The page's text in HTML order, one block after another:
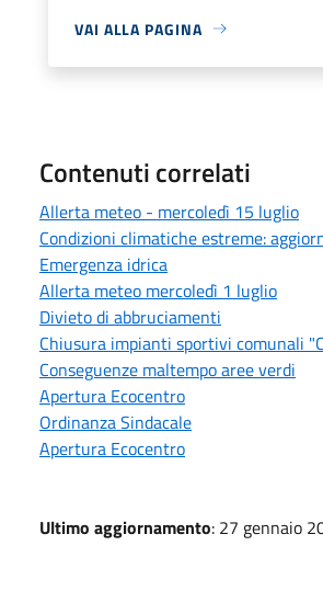
VAI ALLA PAGINA
Contenuti correlati
Allerta meteo - mercoledì 15 luglio
Condizioni climatiche estreme:
Emergenza idrica
Allerta meteo mercoledì 1 luglio
Divieto di abbruciamenti
Chiusura impianti sportivi comunali
Conseguenze maltempo aree verdi
Apertura Ecocentro
Ordinanza Sindacale
Apertura Ecocentro
Ultimo aggiornamento: 27 gennaio